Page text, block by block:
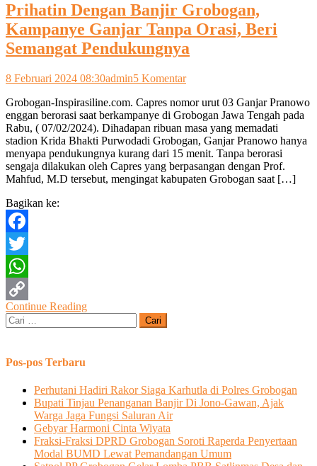
Prihatin Dengan Banjir Grobogan,
Kampanye Ganjar Tanpa Orasi, Beri
Semangat Pendukungnya
8 Februari 2024 08:30admin5 Komentarpada
Dengan
Banjir
Grobogan,
Kampanye
Ganjar
Tanpa
Orasi,
Grobogan-Inspirasiline.com. Capres nomor urut 03 Ganjar Pranowo
enggan berorasi saat berkampanye di Grobogan Jawa Tengah pada
Rabu, ( 07/02/2024). Dihadapan ribuan masa yang memadati
stadion Krida Bhakti Purwodadi Grobogan, Ganjar Pranowo hanya
menyapa pendukungnya kurang dari 15 menit. Tanpa berorasi
sengaja dilakukan oleh Capres yang berpasangan dengan Prof.
Mahfud, M.D tersebut, mengingat kabupaten Grobogan saat […]
Bagikan ke:
Facebook
Twitter
WhatsApp
Copy
Continue Reading
Cari
untuk:
Pos-pos Terbaru
Perhutani Hadiri Rakor Siaga Karhutla di Polres Grobogan
Bupati Tinjau Penanganan Banjir Di Jono-Gawan, Ajak
Warga Jaga Fungsi Saluran Air
Gebyar Harmoni Cinta Wiyata
Fraksi-Fraksi DPRD Grobogan Soroti Raperda Penyertaan
Modal BUMD Lewat Pemandangan Umum